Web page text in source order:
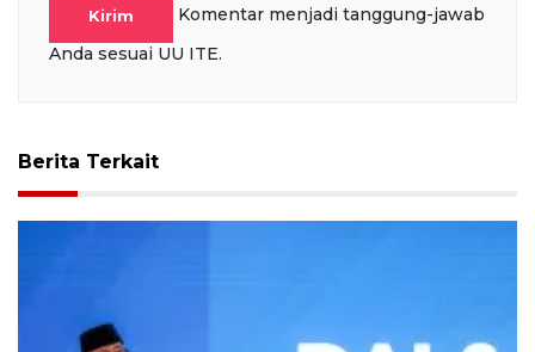
Kirim
Komentar menjadi tanggung-jawab
Anda sesuai UU ITE.
Berita Terkait